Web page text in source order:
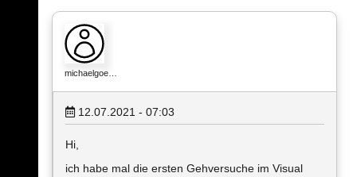
michaelgoe…
12.07.2021 - 07:03
Hi,
ich habe mal die ersten Gehversuche im Visual